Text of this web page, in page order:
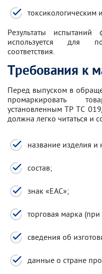
токсикологическим
Результаты
используется для
соответствия.
Требования к
Перед выпуском в
промаркировать
установленным ТР ТС
должна легко читаться и
название изделия и
состав;
знак «ЕАС»;
торговая марка
сведения об
данные о стране